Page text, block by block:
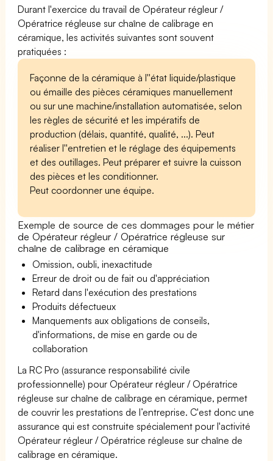
Durant l'exercice du travail de Opérateur régleur /
Opératrice régleuse sur chaîne de calibrage en
céramique, les activités suivantes sont souvent
pratiquées :
Façonne de la céramique à l''état liquide/plastique
ou émaille des pièces céramiques manuellement
ou sur une machine/installation automatisée, selon
les règles de sécurité et les impératifs de
production (délais, quantité, qualité, ...). Peut
réaliser l''entretien et le réglage des équipements
et des outillages. Peut préparer et suivre la cuisson
des pièces et les conditionner.
Peut coordonner une équipe.
Exemple de source de ces dommages pour le métier
de Opérateur régleur / Opératrice régleuse sur
chaîne de calibrage en céramique
Omission, oubli, inexactitude
Erreur de droit ou de fait ou d'appréciation
Retard dans l'exécution des prestations
Produits défectueux
Manquements aux obligations de conseils,
d'informations, de mise en garde ou de
collaboration
La RC Pro (assurance responsabilité civile
professionnelle) pour Opérateur régleur / Opératrice
régleuse sur chaîne de calibrage en céramique, permet
de couvrir les prestations de l’entreprise. C'est donc une
assurance qui est construite spécialement pour l'activité
Opérateur régleur / Opératrice régleuse sur chaîne de
calibrage en céramique.